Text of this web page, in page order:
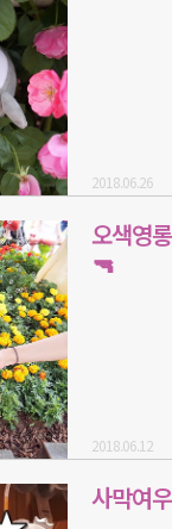
2018.06.26
오색영
🔫
2018.06.12
사막여